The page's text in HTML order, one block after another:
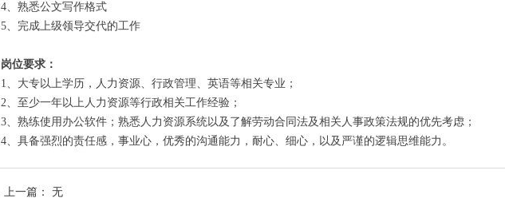
4、熟悉公文写作格式
5、完成上级领导交代的工作
岗位要求：
1、大专以上学历，人力资源、行政管理、英语等相关专业；
2、至少一年以上人力资源等行政相关工作经验；
3、熟练使用办公软件；熟悉人力资源系统以及了解劳动合同法及相关人事政策法规的优先考虑；
4、具备强烈的责任感，事业心，优秀的沟通能力，耐心、细心，以及严谨的逻辑思维能力。
上一篇： 无